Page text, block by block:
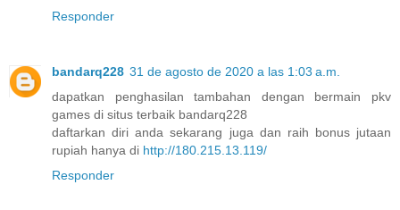
Responder
bandarq228 31 de agosto de 2020 a las 1:03 a.m.
dapatkan penghasilan tambahan dengan bermain pkv
games di situs terbaik bandarq228
daftarkan diri anda sekarang juga dan raih bonus jutaan
rupiah hanya di http://180.215.13.119/
Responder